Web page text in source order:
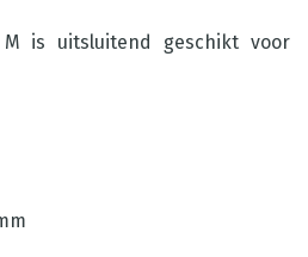
is uitsluitend geschikt voor